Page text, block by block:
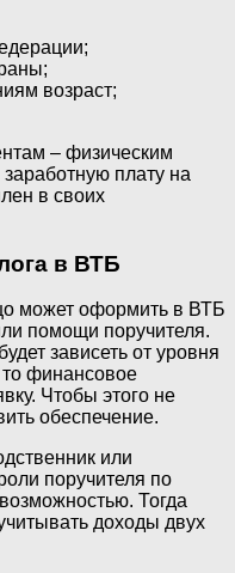
возраст;
– физическим
плату на
в своих
в ВТБ
может оформить в ВТБ
помощи поручителя.
зависеть от уровня
то финансовое
Чтобы этого не
обеспечение.
или
поручителя по
Тогда
доходы двух